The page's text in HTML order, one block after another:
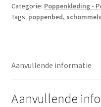
Tidlo
poppen
aantal
Categorie: Poppenkleding -
Tags: poppenbed,
Aanvullende informatie
Aanvullende